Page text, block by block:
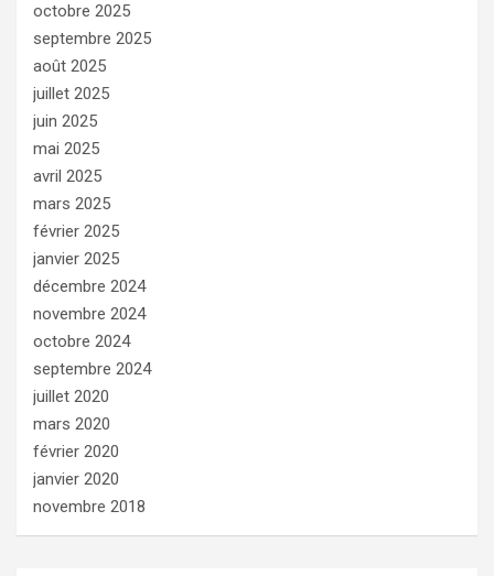
octobre 2025
septembre 2025
août 2025
juillet 2025
juin 2025
mai 2025
avril 2025
mars 2025
février 2025
janvier 2025
décembre 2024
novembre 2024
octobre 2024
septembre 2024
juillet 2020
mars 2020
février 2020
janvier 2020
novembre 2018